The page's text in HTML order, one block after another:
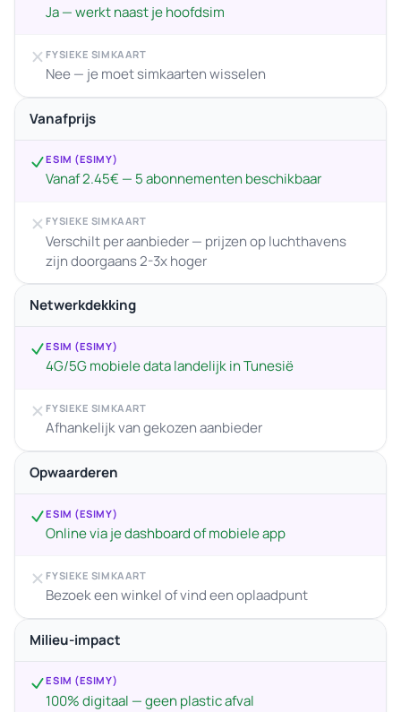
Ja — werkt naast je hoofdsim
FYSIEKE SIMKAART
Nee — je moet simkaarten wisselen
Vanafprijs
ESIM (ESIMY)
Vanaf 2.45€ — 5 abonnementen beschikbaar
FYSIEKE SIMKAART
Verschilt per aanbieder — prijzen op luchthavens
zijn doorgaans 2-3x hoger
Netwerkdekking
ESIM (ESIMY)
4G/5G mobiele data landelijk in Tunesië
FYSIEKE SIMKAART
Afhankelijk van gekozen aanbieder
Opwaarderen
ESIM (ESIMY)
Online via je dashboard of mobiele app
FYSIEKE SIMKAART
Bezoek een winkel of vind een oplaadpunt
Milieu-impact
ESIM (ESIMY)
100% digitaal — geen plastic afval